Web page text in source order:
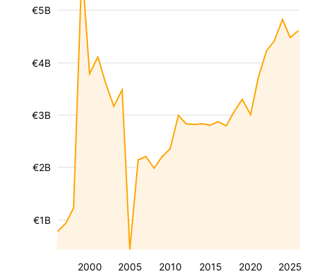
2000 2005 2010 2015 2020 2025
€1B
€2B
€3B
€4B
€5B